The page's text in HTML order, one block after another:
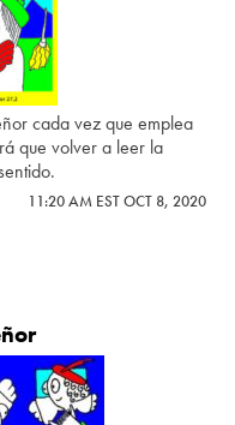
cada vez que emplea
que volver a leer la
11:20 AM EST OCT 8, 2020